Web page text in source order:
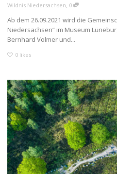
Wildnis Niedersachsen, 0
Ab dem 26.09.2021 wird die
Niedersachsen“ im Museum
Bernhard Volmer und...
0 likes